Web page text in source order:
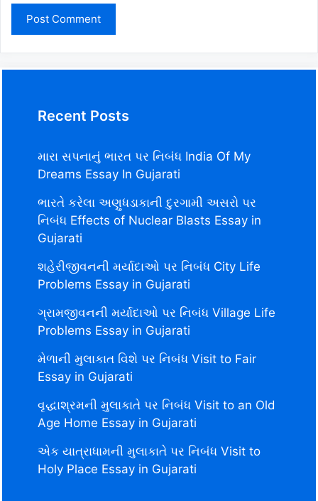
Recent Posts
મારા સપનાનું ભારત પર નિબંધ India Of My
Dreams Essay In Gujarati
ભારતે કરેલા અણુધડાકાની દુરગામી અસરો પર
નિબંધ Effects of Nuclear Blasts Essay in
Gujarati
શહેરીજીવનની મર્યાદાઓ પર નિબંધ City Life
Problems Essay in Gujarati
ગ્રામજીવનની મર્યાદાઓ પર નિબંધ Village Life
Problems Essay in Gujarati
મેળાની મુલાકાત વિશે પર નિબંધ Visit to Fair
Essay in Gujarati
વૃદ્ધાશ્રમની મુલાકાતે પર નિબંધ Visit to an Old
Age Home Essay in Gujarati
એક યાત્રાધામની મુલાકાતે પર નિબંધ Visit to
Holy Place Essay in Gujarati